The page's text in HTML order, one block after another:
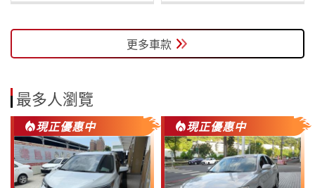
更多車款
最多人瀏覽
現正優惠中 現正優惠中